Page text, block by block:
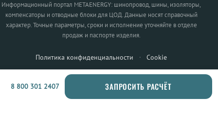
Информационный портал METAENERGY: шинопровод, шины, изоляторы,
компенсаторы и отводные блоки для ЦОД. Данные носят справочный
характер. Точные параметры, сроки и исполнение уточняйте в отделе
продаж и паспорте изделия.
Политика конфиденциальности · Cookie
8 800 301 2407 ЗАПРОСИТЬ РАСЧЁТ